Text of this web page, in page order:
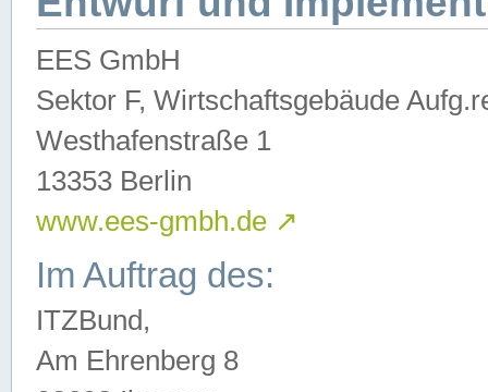
EES GmbH
Sektor F, Wirtschaftsgebäude
Westhafenstraße 1
13353 Berlin
www.ees-gmbh.de ↗
Im Auftrag des:
ITZBund,
Am Ehrenberg 8